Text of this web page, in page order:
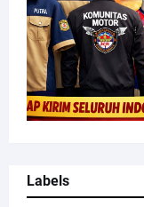
Labels